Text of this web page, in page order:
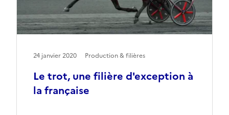
Le trot, une filière d'exception à
la française
24 janvier 2020 Production & filières